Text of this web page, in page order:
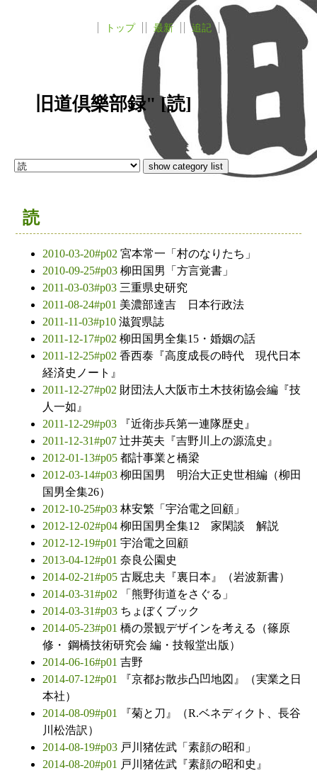
トップ 最新 追記
旧道倶樂部録" [読]
読
2010-03-20#p02 宮本常一「村のなりたち」
2010-09-25#p03 柳田国男「方言覚書」
2011-03-03#p03 三重県史研究
2011-08-24#p01 美濃部達吉 日本行政法
2011-11-03#p10 滋賀県誌
2011-12-17#p02 柳田国男全集15・婚姻の話
2011-12-25#p02 香西泰『高度成長の時代 現代日本
経済史ノート』
2011-12-27#p02 財団法人大阪市土木技術協会編『技
人一如』
2011-12-29#p03
『近衛歩兵第一連隊歴史』
2011-12-31#p07 辻井英夫『吉野川上の源流史』
2012-01-13#p05 都計事業と橋梁
2012-03-14#p03 柳田国男 明治大正史世相編（柳田
国男全集26）
2012-10-25#p03 林安繁「宇治電之回顧」
2012-12-02#p04 柳田国男全集12 家閑談 解説
2012-12-19#p01 宇治電之回顧
2013-04-12#p01 奈良公園史
2014-02-21#p05 古厩忠夫『裏日本』（岩波新書）
2014-03-31#p02
「熊野街道をさぐる」
2014-03-31#p03 ちょぼくブック
2014-05-23#p01 橋の景観デザインを考える（篠原
修・ 鋼橋技術研究会 編・技報堂出版）
2014-06-16#p01 吉野
2014-07-12#p01
『京都お散歩凸凹地図』（実業之日
本社）
2014-08-09#p01
『菊と刀』（R.ベネディクト、長谷
川松浩訳）
2014-08-19#p03 戸川猪佐武「素顔の昭和」
2014-08-20#p01 戸川猪佐武『素顔の昭和史』